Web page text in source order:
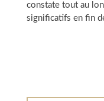
constate tout au
significatifs en fin